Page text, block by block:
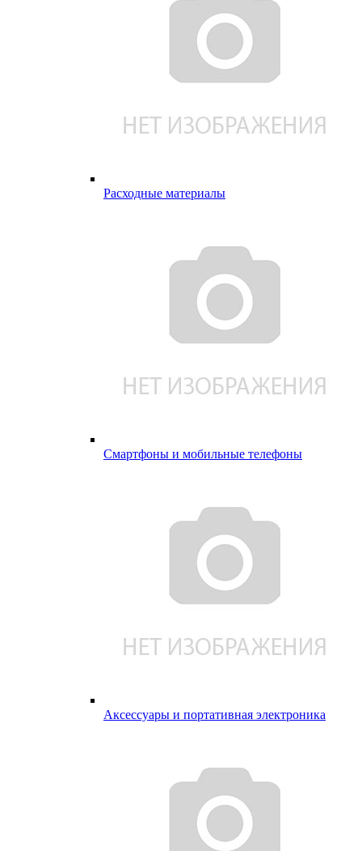
Расходные материалы
Смартфоны и мобильные телефоны
Аксессуары и портативная электроника